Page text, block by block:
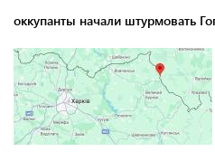
оккупанты начали штурмовать